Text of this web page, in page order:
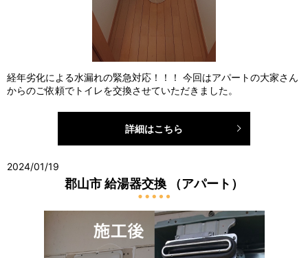
経年劣化による水漏れの緊急対応！！！ 今回はアパートの大家さん
からのご依頼でトイレを交換させていただきました。
詳細はこちら
2024/01/19
郡山市 給湯器交換 （アパート）